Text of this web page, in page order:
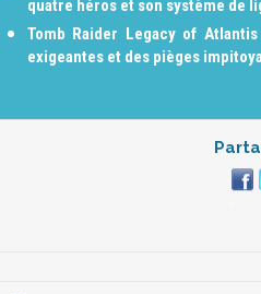
quatre héros et son système de
Tomb Raider Legacy of
exigeantes et des pièges